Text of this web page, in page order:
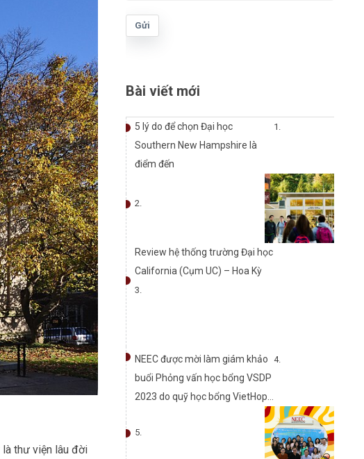
thư viện lâu đời
Gửi
Bài viết mới
5 lý do để chọn Đại học
Southern New Hampshire là
điểm đến
Review hệ thống trường Đại học
California (Cụm UC) – Hoa Kỳ
NEEC được mời làm giám khảo
buổi Phỏng vấn học bổng VSDP
2023 do quỹ học bổng VietHope